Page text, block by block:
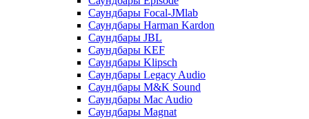
Саундбары Focal-JMlab
Саундбары Harman Kardon
Саундбары JBL
Саундбары KEF
Саундбары Klipsch
Саундбары Legacy Audio
Саундбары M&K Sound
Саундбары Mac Audio
Саундбары Magnat